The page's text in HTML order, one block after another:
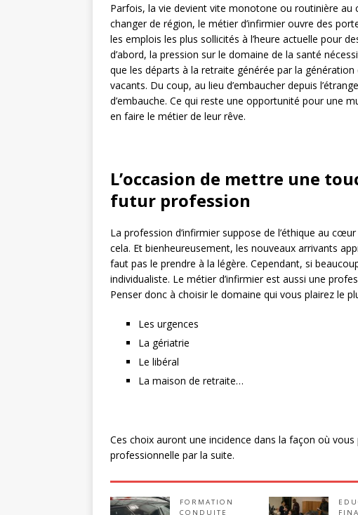
Parfois, la vie devient vite monotone ou routinière au
changer de région, le métier d’infirmier ouvre des
les emplois les plus sollicités à l’heure actuelle pour
d’abord, la pression sur le domaine de la santé
que les départs à la retraite générée par la
vacants. Du coup, au lieu d’embaucher depuis
d’embauche. Ce qui reste une opportunité pour une
en faire le métier de leur rêve.
L’occasion de mettre une
futur profession
La profession d’infirmier suppose de l’éthique au
cela. Et bienheureusement, les nouveaux arrivants
faut pas le prendre à la légère. Cependant, si
individualiste. Le métier d’infirmier est aussi une
Penser donc à choisir le domaine qui vous plairez le
Les urgences
La gériatrie
Le libéral
La maison de retraite…
Ces choix auront une incidence dans la façon où
professionnelle par la suite.
FORMATION
CONDUITE